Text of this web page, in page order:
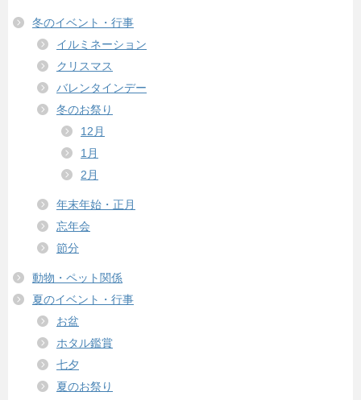
冬のイベント・行事
イルミネーション
クリスマス
バレンタインデー
冬のお祭り
12月
1月
2月
年末年始・正月
忘年会
節分
動物・ペット関係
夏のイベント・行事
お盆
ホタル鑑賞
七夕
夏のお祭り